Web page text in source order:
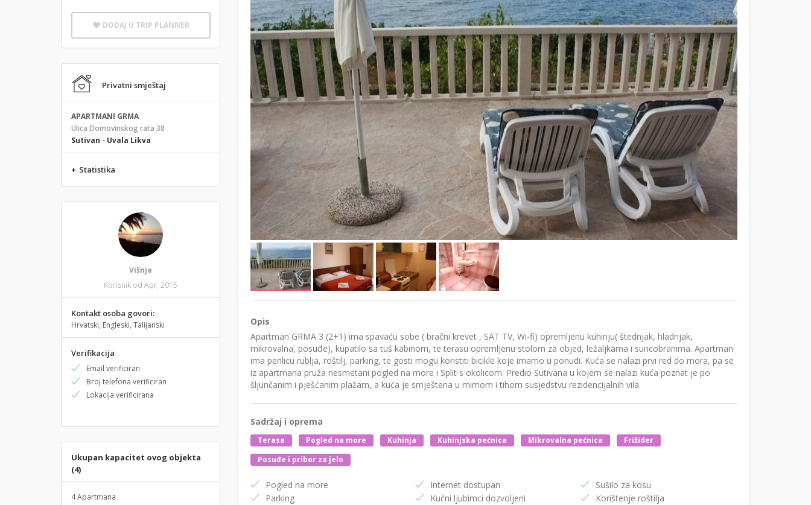
DODAJ U TRIP PLANNER
Privatni smještaj
APARTMANI GRMA
Ulica Domovinskog rata 38
Sutivan - Uvala Likva
+ Statistika
Višnja
Korisnik od Apr, 2015
Kontakt osoba govori:
Hrvatski, Engleski, Talijanski
Verifikacija
Email verificiran
Broj telefona verificiran
Lokacija verificirana
Ukupan kapacitet ovog objekta
(4)
4 Apartmana
Opis
Apartman GRMA 3 (2+1) ima spavaću sobe ( bračni krevet , SAT TV, Wi-fi) opremljenu kuhinju( štednjak, hladnjak,
mikrovalna, posuđe), kupatilo sa tuš kabinom, te terasu opremljenu stolom za objed, ležaljkama i suncobranima. Apartman
ima perilicu rublja, roštilj, parking, te gosti mogu koristiti bicikle koje imamo u ponudi. Kuća se nalazi prvi red do mora, pa se
iz apartmana pruža nesmetani pogled na more i Split s okolicom. Predio Sutivana u kojem se nalazi kuća poznat je po
šljunčanim i pješćanim plažam, a kuća je smještena u mirnom i tihom susjedstvu rezidencijalnih vila.
Sadržaj i oprema
Terasa Pogled na more Kuhinja Kuhinjska pećnica Mikrovalna pećnica
Frižider
Posuđe i pribor za jelo
Pogled na more
Parking
Internet dostupan
Kućni ljubimci dozvoljeni
Sušilo za kosu
Korištenje roštilja